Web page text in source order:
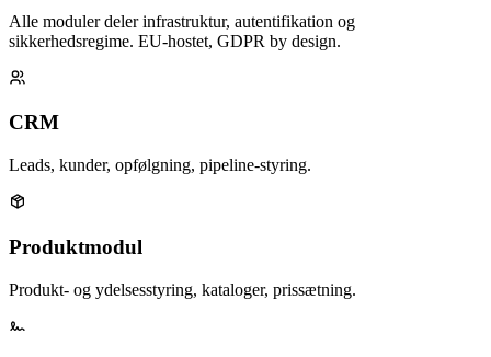
Alle moduler deler infrastruktur, autentifikation og
sikkerhedsregime. EU-hostet, GDPR by design.
CRM
Leads, kunder, opfølgning, pipeline-styring.
Produktmodul
Produkt- og ydelsesstyring, kataloger, prissætning.